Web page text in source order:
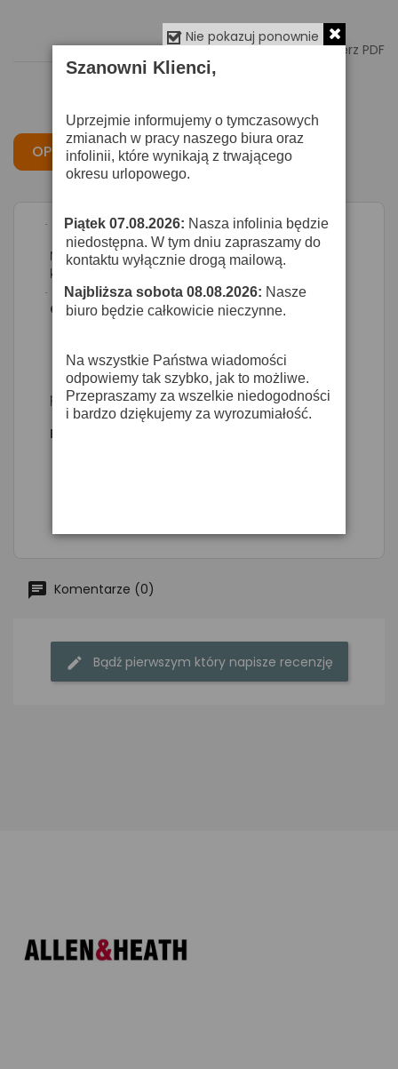
Pobierz PDF
OPIS CECHY OPINIE
Nowy dynamiczny mikrofon o charakterystyce
kardioidalnej z wyłącznikiem
Cechy:
* obudowa metalowa
* wyposażony w 5 m kabel i dodatkowy
pokrowiec
Dane techniczne:
Komentarze (0)
Bądź pierwszym który napisze recenzję
Nie pokazuj ponownie
Szanowni Klienci,
Uprzejmie informujemy o tymczasowych
zmianach w pracy naszego biura oraz
infolinii, które wynikają z trwającego
okresu urlopowego.
· Piątek 07.08.2026: Nasza infolinia będzie
niedostępna. W tym dniu zapraszamy do
kontaktu wyłącznie drogą mailową.
· Najbliższa sobota 08.08.2026: Nasze
biuro będzie całkowicie nieczynne.
Na wszystkie Państwa wiadomości
odpowiemy tak szybko, jak to możliwe.
Przepraszamy za wszelkie niedogodności
i bardzo dziękujemy za wyrozumiałość.